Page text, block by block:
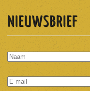
NIEUWSBRIEF